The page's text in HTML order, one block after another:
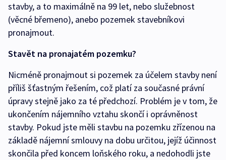
stavby, a to maximálně na 99 let, nebo služebnost
(věcné břemeno), anebo pozemek stavebníkovi
pronajmout.
Stavět na pronajatém pozemku?
Nicméně pronajmout si pozemek za účelem stavby není
příliš šťastným řešením, což platí za současné právní
úpravy stejně jako za té předchozí. Problém je v tom, že
ukončením nájemního vztahu skončí i oprávněnost
stavby. Pokud jste měli stavbu na pozemku zřízenou na
základě nájemní smlouvy na dobu určitou, jejíž účinnost
skončila před koncem loňského roku, a nedohodli jste